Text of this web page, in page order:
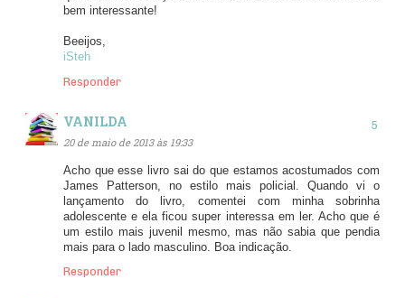
bem interessante!
Beeijos,
iSteh
Responder
VANILDA
20 de maio de 2013 às 19:33
Acho que esse livro sai do que estamos acostumados com
James Patterson, no estilo mais policial. Quando vi o
lançamento do livro, comentei com minha sobrinha
adolescente e ela ficou super interessa em ler. Acho que é
um estilo mais juvenil mesmo, mas não sabia que pendia
mais para o lado masculino. Boa indicação.
Responder